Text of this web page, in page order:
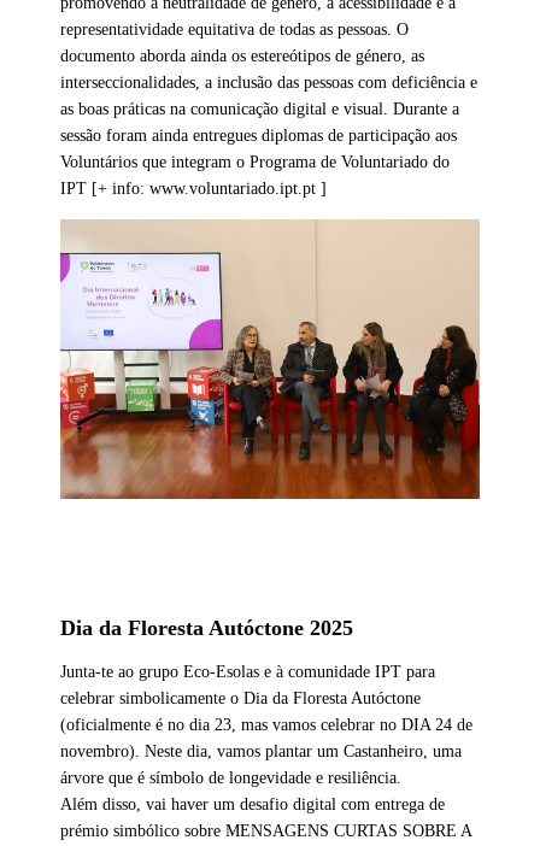
representatividade equitativa de todas as pessoas. O
documento aborda ainda os estereótipos de género, as
interseccionalidades, a inclusão das pessoas com deficiência e
as boas práticas na comunicação digital e visual. Durante a
sessão foram ainda entregues diplomas de participação aos
Voluntários que integram o Programa de Voluntariado do
IPT [+ info: www.voluntariado.ipt.pt ]
Dia da Floresta Autóctone 2025
Junta-te ao grupo Eco-Esolas e à comunidade IPT para
celebrar simbolicamente o Dia da Floresta Autóctone
(oficialmente é no dia 23, mas vamos celebrar no DIA 24 de
novembro). Neste dia, vamos plantar um Castanheiro, uma
árvore que é símbolo de longevidade e resiliência.
Além disso, vai haver um desafio digital com entrega de
prémio simbólico sobre MENSAGENS CURTAS SOBRE A